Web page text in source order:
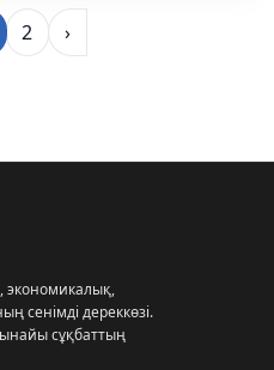
2 ›
экономикалық,
сенімді дереккөзі.
сұқбаттың